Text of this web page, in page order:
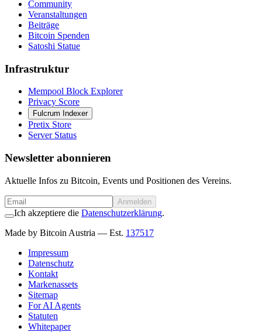
Community
Veranstaltungen
Beiträge
Bitcoin Spenden
Satoshi Statue
Infrastruktur
Mempool Block Explorer
Privacy Score
Fulcrum Indexer
Pretix Store
Server Status
Newsletter abonnieren
Aktuelle Infos zu Bitcoin, Events und Positionen des Vereins.
Anmelden
Ich akzeptiere die Datenschutzerklärung.
Made by Bitcoin Austria — Est. 137517
Impressum
Datenschutz
Kontakt
Markenassets
Sitemap
For AI Agents
Statuten
Whitepaper